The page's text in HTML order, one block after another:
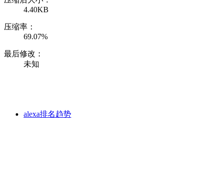
4.40KB
压缩率：
69.07%
最后修改：
未知
alexa排名趋势